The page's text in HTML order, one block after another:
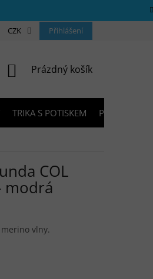
KONTAKTY
CZK Přihlášení
NÁKUPNÍ KOŠÍK
Prázdný košík
TRIKA S POTISKEM PŮJČOVNA
COL
modrá
vlny.